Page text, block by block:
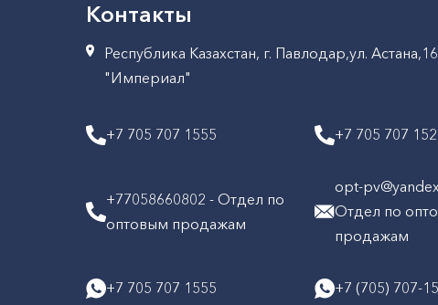
Контакты
Республика Казахстан, г. Павлодар,ул.
"Империал"
+7 705 707 1555 +7 705 707
+77058660802 - Отдел по
оптовым продажам
opt-
Отдел по
продажам
+7 705 707 1555 +7 (705) 707-